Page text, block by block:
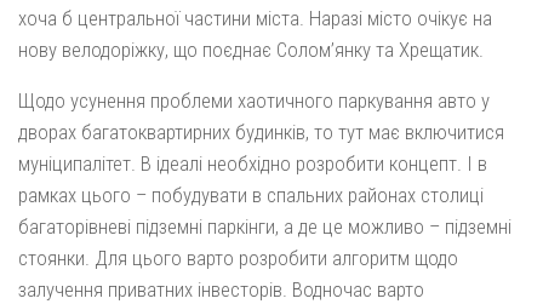
хоча б центральної частини міста. Наразі місто очікує на
нову велодоріжку, що поєднає Солом’янку та Хрещатик.
Щодо усунення проблеми хаотичного паркування авто у
дворах багатоквартирних будинків, то тут має включитися
муніципалітет. В ідеалі необхідно розробити концепт. І в
рамках цього – побудувати в спальних районах столиці
багаторівневі підземні паркінги, а де це можливо – підземні
стоянки. Для цього варто розробити алгоритм щодо
залучення приватних інвесторів. Водночас варто